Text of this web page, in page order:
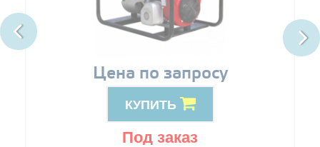
Цена по запросу
КУПИТЬ
Под заказ